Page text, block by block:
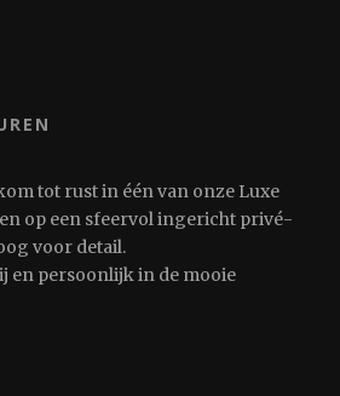
tot rust in één van onze Luxe
op een sfeervol ingericht privé-
voor detail.
en persoonlijk in de mooie